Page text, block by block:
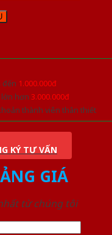
đến 1.000.000đ
hơn 3.000.000đ
thành viên thân thiết
KÝ TƯ VẤN
GIÁ
từ chúng tôi